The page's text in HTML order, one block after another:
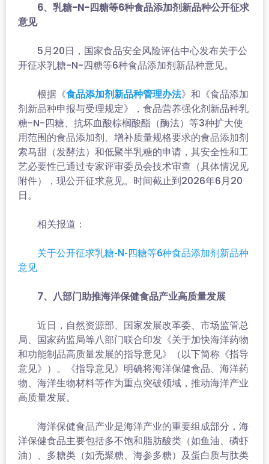
6、乳糖-N-四糖等6种食品添加剂新品种公开征求
意见
5月20日，国家食品安全风险评估中心发布关于公
开征求乳糖-N-四糖等6种食品添加剂新品种意见。
根据《食品添加剂新品种管理办法》和《食品添加
剂新品种申报与受理规定》，食品营养强化剂新品种乳
糖-N-四糖、抗坏血酸棕榈酸酯（酶法）等3种扩大使
用范围的食品添加剂、增补质量规格要求的食品添加剂
索马甜（发酵法）和低聚半乳糖的申请，其安全性和工
艺必要性已通过专家评审委员会技术审查（具体情况见
附件），现公开征求意见。时间截止到2026年6月20
日。
相关报道：
关于公开征求乳糖-N-四糖等6种食品添加剂新品种
意见
7、八部门助推海洋保健食品产业高质量发展
近日，自然资源部、国家发展改革委、市场监管总
局、国家药监局等八部门联合印发《关于加快海洋药物
和功能制品高质量发展的指导意见》（以下简称《指导
意见》）。《指导意见》明确将海洋保健食品、海洋药
物、海洋生物材料等作为重点突破领域，推动海洋产业
高质量发展。
海洋保健食品产业是海洋产业的重要组成部分，海
洋保健食品主要包括多不饱和脂肪酸类（如鱼油、磷虾
油）、多糖类（如壳聚糖、海参多糖）及蛋白质与肽类